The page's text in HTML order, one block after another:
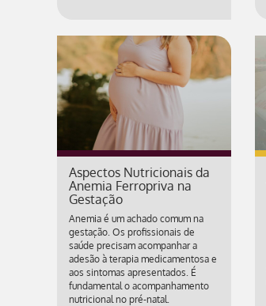
Aspectos Nutricionais da
Anemia Ferropriva na
Gestação
Anemia é um achado comum na
gestação. Os profissionais de
saúde precisam acompanhar a
adesão à terapia medicamentosa e
aos sintomas apresentados. É
fundamental o acompanhamento
nutricional no pré-natal.